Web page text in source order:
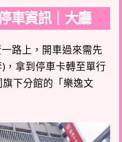
車資訊｜大廳
路上，開車過來需先
，拿到停車卡轉至單行
下分館的「樂逸文